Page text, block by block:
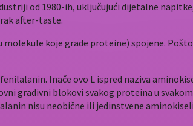
od 1980-ih, uključujući dijetalne
after-taste.
koje grade proteine) spojene.
Inače ovo L ispred naziva
gradivni blokovi svakog proteina u
nisu neobične ili jedinstvene